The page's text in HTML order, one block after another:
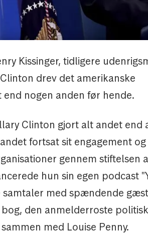
Kissinger, tidligere
drev det amerikanske
nogen anden før hende.
Clinton gjort alt andet end
fortsat sit engagement
gennem stiftelsen
hun sin egen podcast
med spændende
den anmelderroste
med Louise Penny.